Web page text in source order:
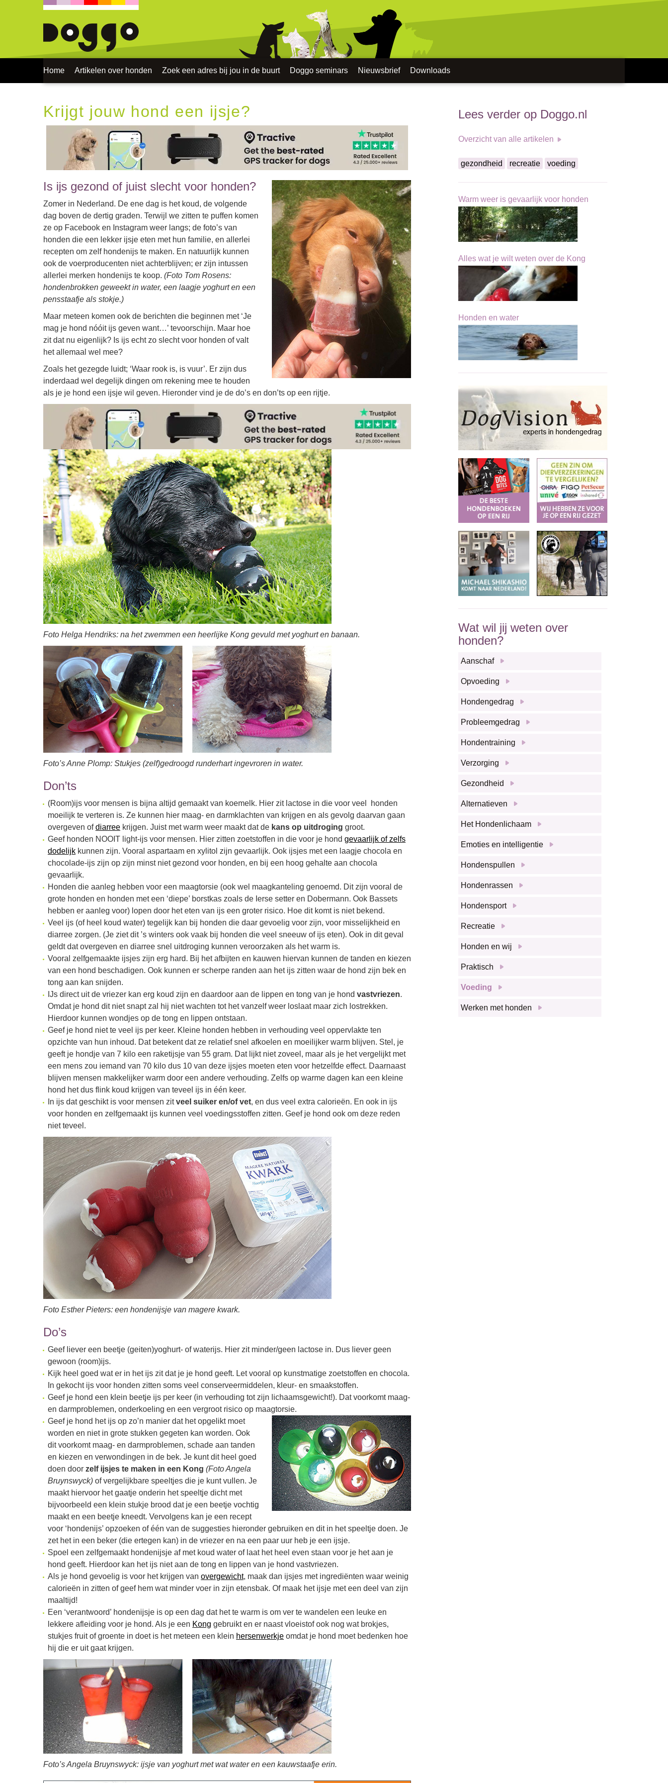
Home Artikelen over honden Zoek een adres bij jou in de buurt Doggo seminars Nieuwsbrief Downloads
Krijgt jouw hond een ijsje?
Is ijs gezond of juist slecht voor honden?
Zomer in Nederland. De ene dag is het koud, de volgende
dag boven de dertig graden. Terwijl we zitten te puffen komen
ze op Facebook en Instagram weer langs; de foto’s van
honden die een lekker ijsje eten met hun familie, en allerlei
recepten om zelf hondenijs te maken. En natuurlijk kunnen
ook de voerproducenten niet achterblijven; er zijn intussen
allerlei merken hondenijs te koop. (Foto Tom Rosens:
hondenbrokken geweekt in water, een laagje yoghurt en een
pensstaafje als stokje.)
Maar meteen komen ook de berichten die beginnen met ‘Je
mag je hond nóóit ijs geven want…’ tevoorschijn. Maar hoe
zit dat nu eigenlijk? Is ijs echt zo slecht voor honden of valt
het allemaal wel mee?
Zoals het gezegde luidt; ‘Waar rook is, is vuur’. Er zijn dus
inderdaad wel degelijk dingen om rekening mee te houden
als je je hond een ijsje wil geven. Hieronder vind je de do’s en don’ts op een rijtje.
Foto Helga Hendriks: na het zwemmen een heerlijke Kong gevuld met yoghurt en banaan.
Foto’s Anne Plomp: Stukjes (zelf)gedroogd runderhart ingevroren in water.
Don’ts
(Room)ijs voor mensen is bijna altijd gemaakt van koemelk. Hier zit lactose in die voor veel honden
moeilijk te verteren is. Ze kunnen hier maag- en darmklachten van krijgen en als gevolg daarvan gaan
overgeven ofdiarree krijgen. Juist met warm weer maakt dat de kans op uitdroging groot.
Geef honden NOOIT light-ijs voor mensen. Hier zitten zoetstoffen in die voor je hond gevaarlijk of zelfs
dodelijk kunnen zijn. Vooral aspartaam en xylitol zijn gevaarlijk. Ook ijsjes met een laagje chocola en
chocolade-ijs zijn op zijn minst niet gezond voor honden, en bij een hoog gehalte aan chocola
gevaarlijk.
Honden die aanleg hebben voor een maagtorsie (ook wel maagkanteling genoemd. Dit zijn vooral de
grote honden en honden met een ‘diepe’ borstkas zoals de Ierse setter en Dobermann. Ook Bassets
hebben er aanleg voor) lopen door het eten van ijs een groter risico. Hoe dit komt is niet bekend.
Veel ijs (of heel koud water) tegelijk kan bij honden die daar gevoelig voor zijn, voor misselijkheid en
diarree zorgen. (Je ziet dit ’s winters ook vaak bij honden die veel sneeuw of ijs eten). Ook in dit geval
geldt dat overgeven en diarree snel uitdroging kunnen veroorzaken als het warm is.
Vooral zelfgemaakte ijsjes zijn erg hard. Bij het afbijten en kauwen hiervan kunnen de tanden en kiezen
van een hond beschadigen. Ook kunnen er scherpe randen aan het ijs zitten waar de hond zijn bek en
tong aan kan snijden.
IJs direct uit de vriezer kan erg koud zijn en daardoor aan de lippen en tong van je hond vastvriezen.
Omdat je hond dit niet snapt zal hij niet wachten tot het vanzelf weer loslaat maar zich lostrekken.
Hierdoor kunnen wondjes op de tong en lippen ontstaan.
Geef je hond niet te veel ijs per keer. Kleine honden hebben in verhouding veel oppervlakte ten
opzichte van hun inhoud. Dat betekent dat ze relatief snel afkoelen en moeilijker warm blijven. Stel, je
geeft je hondje van 7 kilo een raketijsje van 55 gram. Dat lijkt niet zoveel, maar als je het vergelijkt met
een mens zou iemand van 70 kilo dus 10 van deze ijsjes moeten eten voor hetzelfde effect. Daarnaast
blijven mensen makkelijker warm door een andere verhouding. Zelfs op warme dagen kan een kleine
hond het dus flink koud krijgen van teveel ijs in één keer.
In ijs dat geschikt is voor mensen zitveel suiker en/of vet, en dus veel extra calorieën. En ook in ijs
voor honden en zelfgemaakt ijs kunnen veel voedingsstoffen zitten. Geef je hond ook om deze reden
niet teveel.
Foto Esther Pieters: een hondenijsje van magere kwark.
Do’s
Geef liever een beetje (geiten)yoghurt- of waterijs. Hier zit minder/geen lactose in. Dus liever geen
gewoon (room)ijs.
Kijk heel goed wat er in het ijs zit dat je je hond geeft. Let vooral op kunstmatige zoetstoffen en chocola.
In gekocht ijs voor honden zitten soms veel conserveermiddelen, kleur- en smaakstoffen.
Geef je hond een klein beetje ijs per keer (in verhouding tot zijn lichaamsgewicht!). Dat voorkomt maag-
en darmproblemen, onderkoeling en een vergroot risico op maagtorsie.
Geef je hond het ijs op zo’n manier dat het opgelikt moet
worden en niet in grote stukken gegeten kan worden. Ook
dit voorkomt maag- en darmproblemen, schade aan tanden
en kiezen en verwondingen in de bek. Je kunt dit heel goed
doen door zelf ijsjes te maken in een Kong (FotoAngela
Bruynswyck) of vergelijkbare speeltjes die je kunt vullen. Je
maakt hiervoor het gaatje onderin het speeltje dicht met
bijvoorbeeld een klein stukje brood dat je een beetje vochtig
maakt en een beetje kneedt. Vervolgens kan je een recept
voor ‘hondenijs’ opzoeken of één van de suggesties hieronder gebruiken en dit in het speeltje doen. Je
zet het in een beker (die ertegen kan) in de vriezer en na een paar uur heb je een ijsje.
Spoel een zelfgemaakt hondenijsje af met koud water of laat het heel even staan voor je het aan je
hond geeft. Hierdoor kan het ijs niet aan de tong en lippen van je hond vastvriezen.
Als je hond gevoelig is voor het krijgen van overgewicht, maak dan ijsjes met ingrediënten waar weinig
calorieën in zitten of geef hem wat minder voer in zijn etensbak. Of maak het ijsje met een deel van zijn
maaltijd!
Een ‘verantwoord’ hondenijsje is op een dag dat het te warm is om ver te wandelen een leuke en
lekkere afleiding voor je hond. Als je een Kong gebruikt en er naast vloeistof ook nog wat brokjes,
stukjes fruit of groente in doet is het meteen een klein hersenwerkje omdat je hond moet bedenken hoe
hij die er uit gaat krijgen.
Foto’s Angela Bruynswyck: ijsje van yoghurt met wat water en een kauwstaafje erin.
Lees verder op Doggo.nl
Overzicht van alle artikelen
gezondheid recreatie voeding
Warm weer is gevaarlijk voor honden
Alles wat je wilt weten over de Kong
Honden en water
Wat wil jij weten over
honden?
Aanschaf
Opvoeding
Hondengedrag
Probleemgedrag
Hondentraining
Verzorging
Gezondheid
Alternatieven
Het Hondenlichaam
Emoties en intelligentie
Hondenspullen
Hondenrassen
Hondensport
Recreatie
Honden en wij
Praktisch
Voeding
Werken met honden